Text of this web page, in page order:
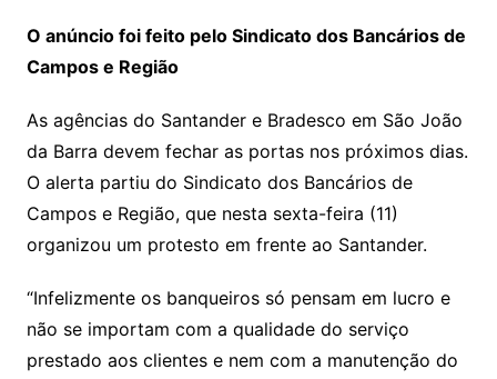
O anúncio foi feito pelo Sindicato dos Bancários de
Campos e Região
As agências do Santander e Bradesco em São João
da Barra devem fechar as portas nos próximos dias.
O alerta partiu do Sindicato dos Bancários de
Campos e Região, que nesta sexta-feira (11)
organizou um protesto em frente ao Santander.
“Infelizmente os banqueiros só pensam em lucro e
não se importam com a qualidade do serviço
prestado aos clientes e nem com a manutenção do